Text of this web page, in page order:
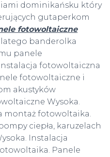
dominikańsku który
gutaperkom
fotowoltaiczne
banderolka
panele
fotowoltaiczna
fotowoltaiczne i
akustyków
Wysoka.
montaż fotowoltaika.
ciepła, karuzelach
Instalacja
Panele